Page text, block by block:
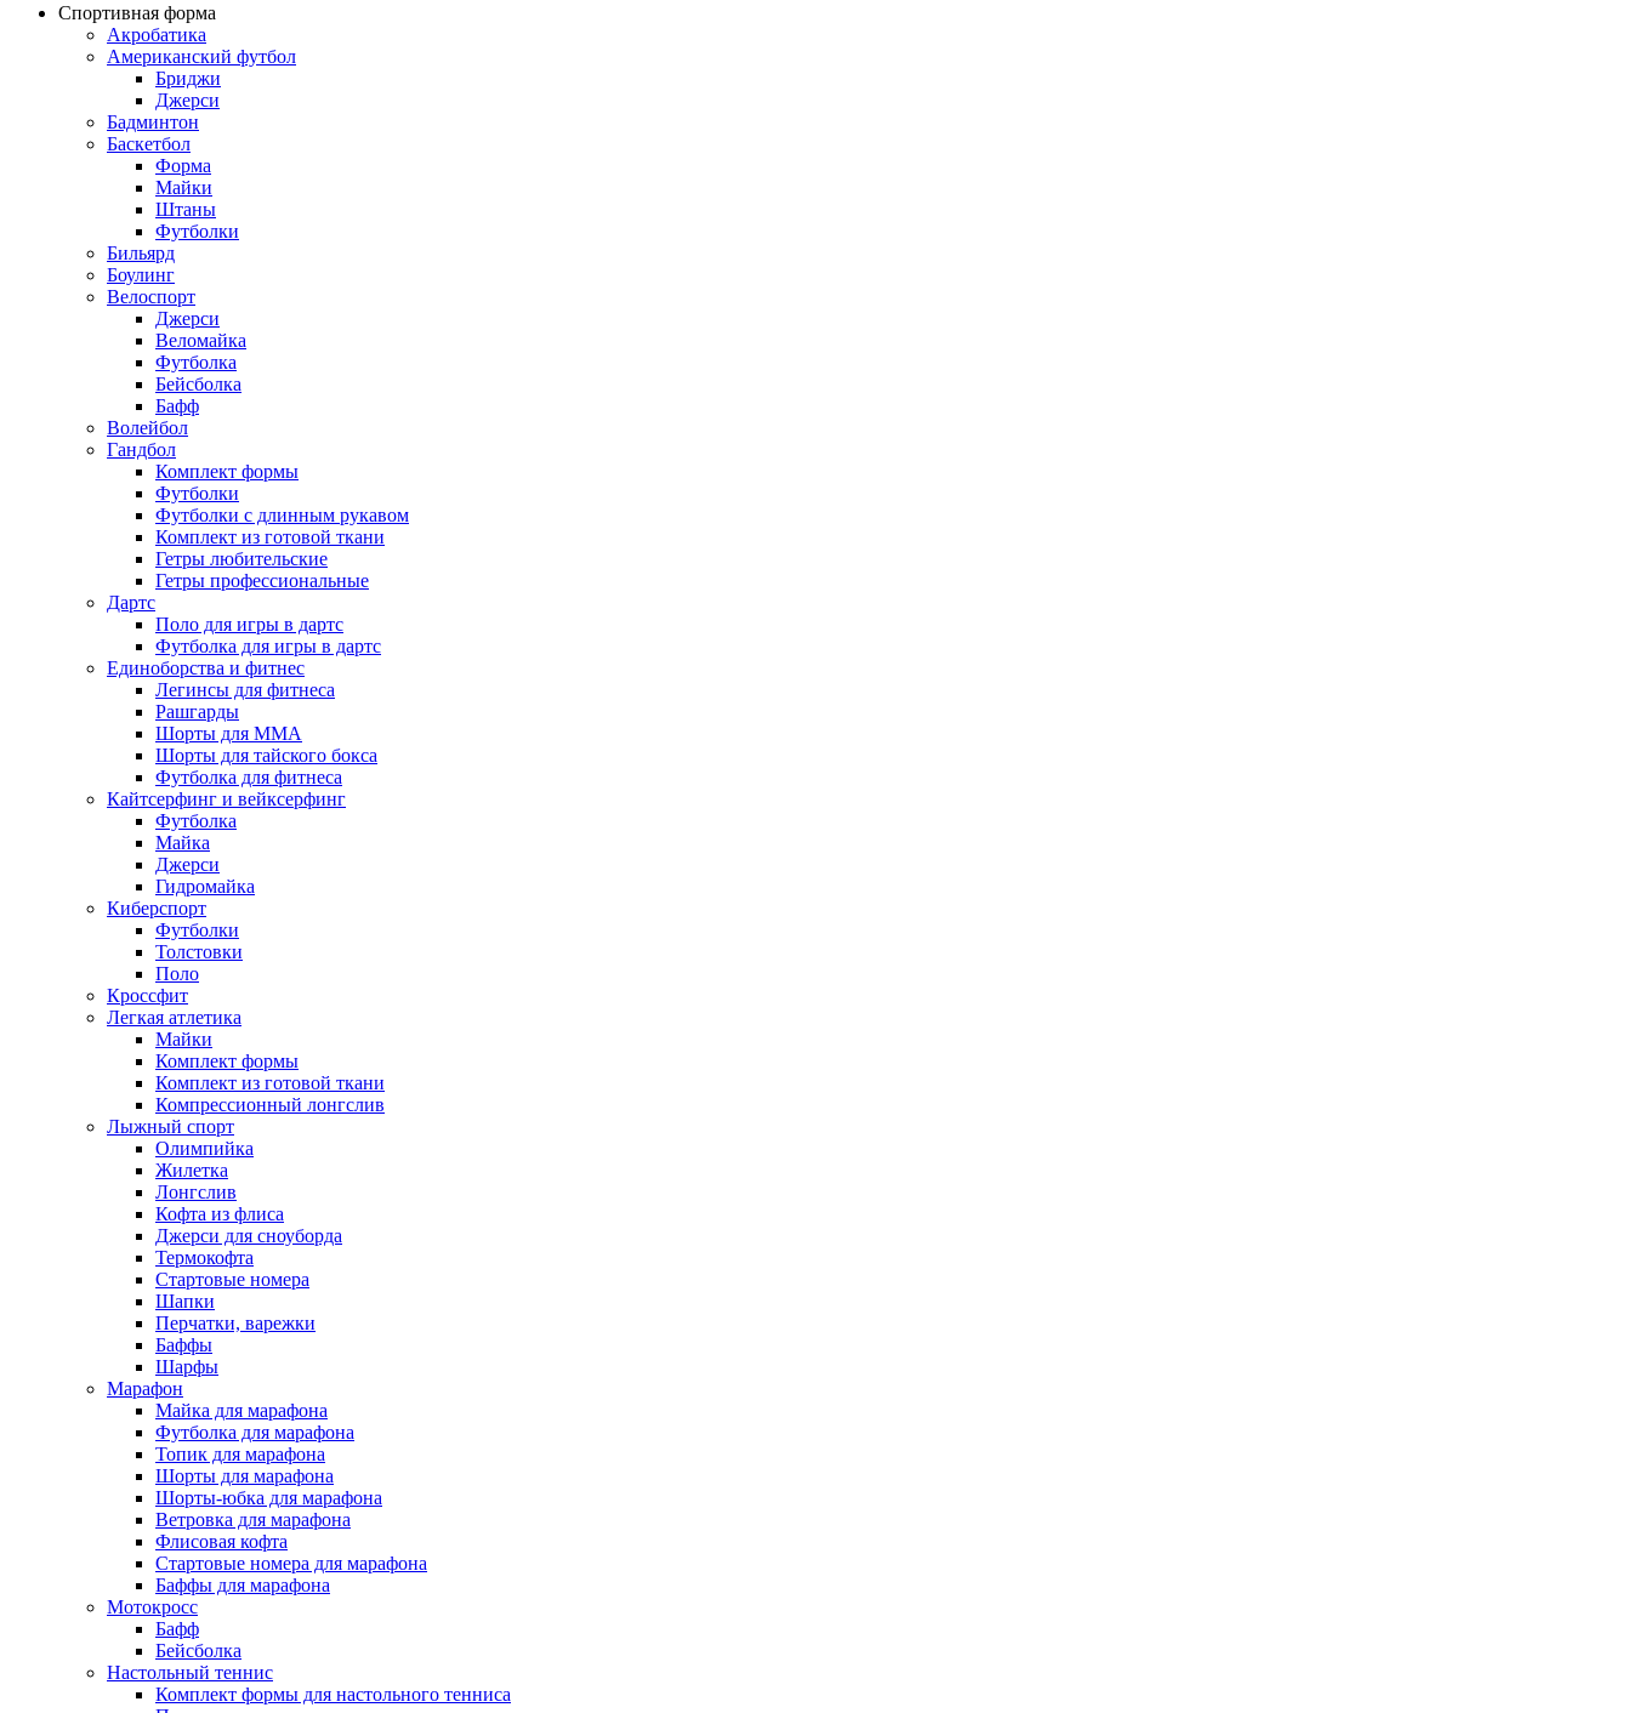
Спортивная форма
Акробатика
Американский футбол
Бриджи
Джерси
Бадминтон
Баскетбол
Форма
Майки
Штаны
Футболки
Бильярд
Боулинг
Велоспорт
Джерси
Веломайка
Футболка
Бейсболка
Бафф
Волейбол
Гандбол
Комплект формы
Футболки
Футболки с длинным рукавом
Комплект из готовой ткани
Гетры любительские
Гетры профессиональные
Дартс
Поло для игры в дартс
Футболка для игры в дартс
Единоборства и фитнес
Легинсы для фитнеса
Рашгарды
Шорты для MMA
Шорты для тайского бокса
Футболка для фитнеса
Кайтсерфинг и вейксерфинг
Футболка
Майка
Джерси
Гидромайка
Киберспорт
Футболки
Толстовки
Поло
Кроссфит
Легкая атлетика
Майки
Комплект формы
Комплект из готовой ткани
Компрессионный лонгслив
Лыжный спорт
Олимпийка
Жилетка
Лонгслив
Кофта из флиса
Джерси для сноуборда
Термокофта
Стартовые номера
Шапки
Перчатки, варежки
Баффы
Шарфы
Марафон
Майка для марафона
Футболка для марафона
Топик для марафона
Шорты для марафона
Шорты-юбка для марафона
Ветровка для марафона
Флисовая кофта
Стартовые номера для марафона
Баффы для марафона
Мотокросс
Бафф
Бейсболка
Настольный теннис
Комплект формы для настольного тенниса